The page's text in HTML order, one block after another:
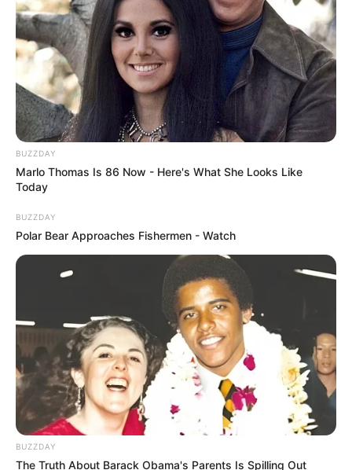
BUZZDAY
Marlo Thomas Is 86 Now - Here's What She Looks Like
Today
BUZZDAY
Polar Bear Approaches Fishermen - Watch
BUZZDAY
The Truth About Barack Obama's Parents Is Spilling Out